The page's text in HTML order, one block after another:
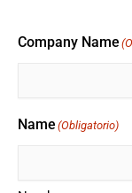
Company Name
Name (Obligatorio)